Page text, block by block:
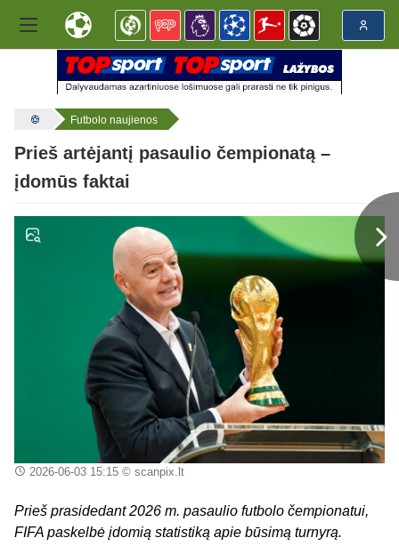
Futbolo naujienos
Prieš artėjantį pasaulio čempionatą –
įdomūs faktai
2026-06-03 15:15© scanpix.lt
Prieš prasidedant 2026 m. pasaulio futbolo čempionatui,
FIFA paskelbė įdomią statistiką apie būsimą turnyrą.